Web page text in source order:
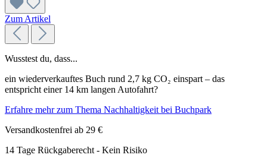
Zum Artikel
Wusstest du, dass...
ein wiederverkauftes Buch rund 2,7 kg CO₂ einspart – das
entspricht einer 14 km langen Autofahrt?
Erfahre mehr zum Thema Nachhaltigkeit bei Buchpark
Versandkostenfrei ab 29 €
14 Tage Rückgaberecht - Kein Risiko